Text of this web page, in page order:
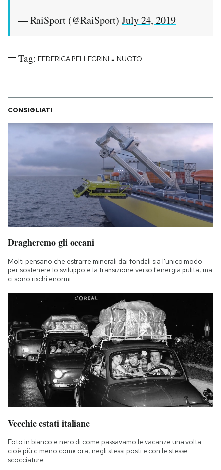
— RaiSport (@RaiSport) July 24, 2019
Tag: FEDERICA PELLEGRINI - NUOTO
CONSIGLIATI
Dragheremo gli oceani
Molti pensano che estrarre minerali dai fondali sia l'unico modo
per sostenere lo sviluppo e la transizione verso l'energia pulita, ma
ci sono rischi enormi
Vecchie estati italiane
Foto in bianco e nero di come passavamo le vacanze una volta:
cioè più o meno come ora, negli stessi posti e con le stesse
scocciature